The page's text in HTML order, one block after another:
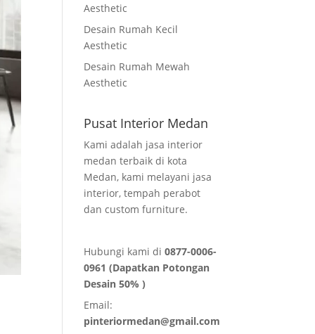
Aesthetic
Desain Rumah Kecil
Aesthetic
Desain Rumah Mewah
Aesthetic
Pusat Interior Medan
Kami adalah jasa interior
medan terbaik di kota
Medan, kami melayani jasa
interior, tempah perabot
dan custom furniture.
Hubungi kami di0877-0006-
0961 (Dapatkan Potongan
Desain 50% )
Email:
pinteriormedan@gmail.com